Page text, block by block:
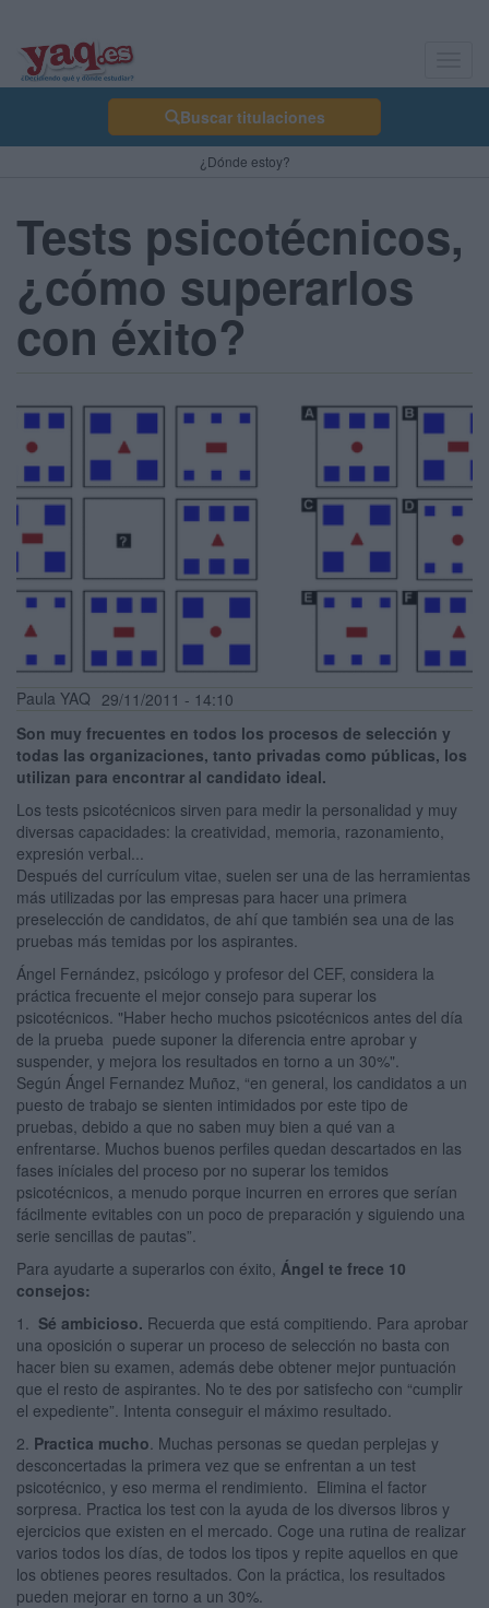
Buscar titulaciones
¿Dónde estoy?
Tests psicotécnicos,
¿cómo superarlos
con éxito?
Paula YAQ 29/11/2011 - 14:10
Son muy frecuentes en todos los procesos de selección y
todas las organizaciones, tanto privadas como públicas, los
utilizan para encontrar al candidato ideal.
Los tests psicotécnicos sirven para medir la personalidad y muy
diversas capacidades: la creatividad, memoria, razonamiento,
expresión verbal...
Después del currículum vitae, suelen ser una de las herramientas
más utilizadas por las empresas para hacer una primera
preselección de candidatos, de ahí que también sea una de las
pruebas más temidas por los aspirantes.
Ángel Fernández, psicólogo y profesor del CEF, considera la
práctica frecuente el mejor consejo para superar los
psicotécnicos. "Haber hecho muchos psicotécnicos antes del día
de la prueba puede suponer la diferencia entre aprobar y
suspender, y mejora los resultados en torno a un 30%".
Según Ángel Fernandez Muñoz, “en general, los candidatos a un
puesto de trabajo se sienten intimidados por este tipo de
pruebas, debido a que no saben muy bien a qué van a
enfrentarse. Muchos buenos perfiles quedan descartados en las
fases iníciales del proceso por no superar los temidos
psicotécnicos, a menudo porque incurren en errores que serían
fácilmente evitables con un poco de preparación y siguiendo una
serie sencillas de pautas”.
Para ayudarte a superarlos con éxito, Ángel te frece 10
consejos:
1.
Sé ambicioso. Recuerda que está compitiendo. Para aprobar
una oposición o superar un proceso de selección no basta con
hacer bien su examen, además debe obtener mejor puntuación
que el resto de aspirantes. No te des por satisfecho con “cumplir
el expediente”. Intenta conseguir el máximo resultado.
2. Practica mucho . Muchas personas se quedan perplejas y
desconcertadas la primera vez que se enfrentan a un test
psicotécnico, y eso merma el rendimiento. Elimina el factor
sorpresa. Practica los test con la ayuda de los diversos libros y
ejercicios que existen en el mercado. Coge una rutina de realizar
varios todos los días, de todos los tipos y repite aquellos en que
los obtienes peores resultados. Con la práctica, los resultados
pueden mejorar en torno a un 30%.